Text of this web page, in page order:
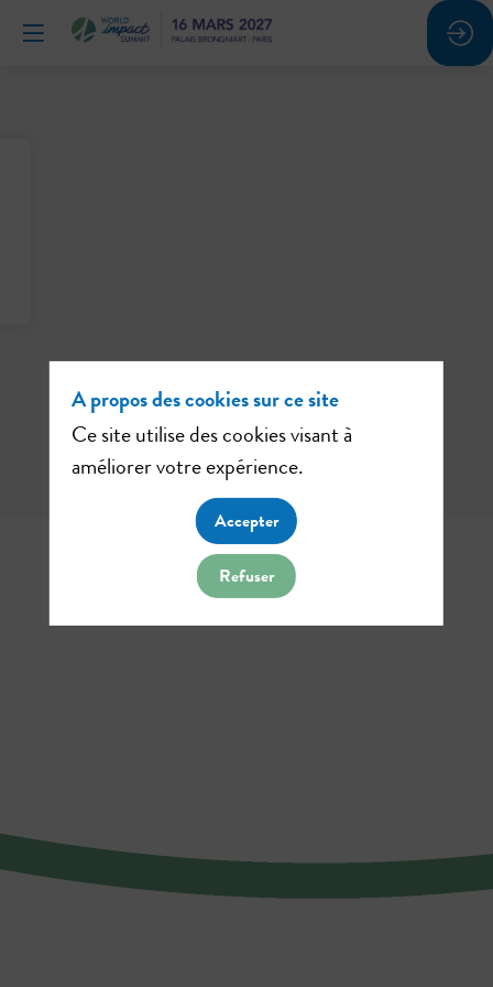
A propos des cookies sur ce site
Ce site utilise des cookies visant à
améliorer votre expérience.
Accepter
Refuser